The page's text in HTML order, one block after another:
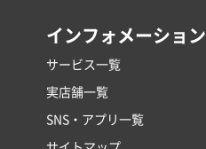
インフォメーション
サービス一覧
実店舗一覧
SNS・アプリ一覧